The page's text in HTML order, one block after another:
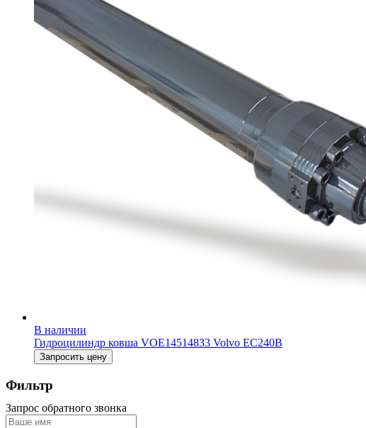
В наличии
Гидроцилиндр ковша VOE14514833 Volvo EC240B
Запросить цену
Фильтр
Запрос обратного звонка